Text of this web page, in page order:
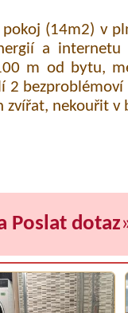
(14m2) v
a
m od bytu,
zvířat, nekouřit v
Poslat dotaz